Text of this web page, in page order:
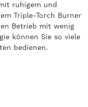
ruhigem und
Triple-Torch Burner
Betrieb mit wenig
können Sie so viele
bedienen.